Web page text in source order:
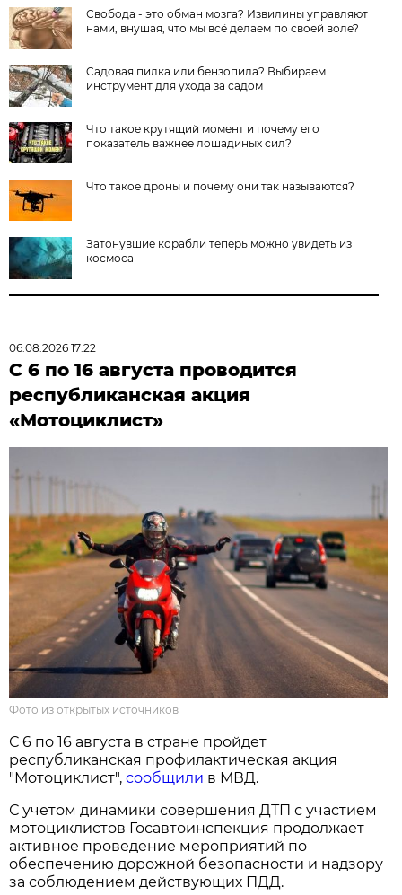
Свобода - это обман мозга? Извилины управляют
нами, внушая, что мы всё делаем по своей воле?
Cадовая пилка или бензопила? Выбираем
инструмент для ухода за садом
Что такое крутящий момент и почему его
показатель важнее лошадиных сил?
Что такое дроны и почему они так называются?
Затонувшие корабли теперь можно увидеть из
космоса
06.08.2026 17:22
С 6 по 16 августа проводится
республиканская акция
«Мотоциклист»
Фото из открытых источников
С 6 по 16 августа в стране пройдет
республиканская профилактическая акция
"Мотоциклист",сообщили в МВД.
С учетом динамики совершения ДТП с участием
мотоциклистов Госавтоинспекция продолжает
активное проведение мероприятий по
обеспечению дорожной безопасности и надзору
за соблюдением действующих ПДД.